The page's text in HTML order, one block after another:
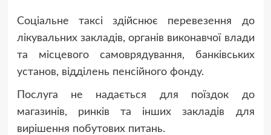
Соціальне таксі здійснює перевезення до
лікувальних закладів, органів виконавчої влади
та місцевого самоврядування, банківських
установ, відділень пенсійного фонду.
Послуга не надається для поїздок до
магазинів, ринків та інших закладів для
вирішення побутових питань.